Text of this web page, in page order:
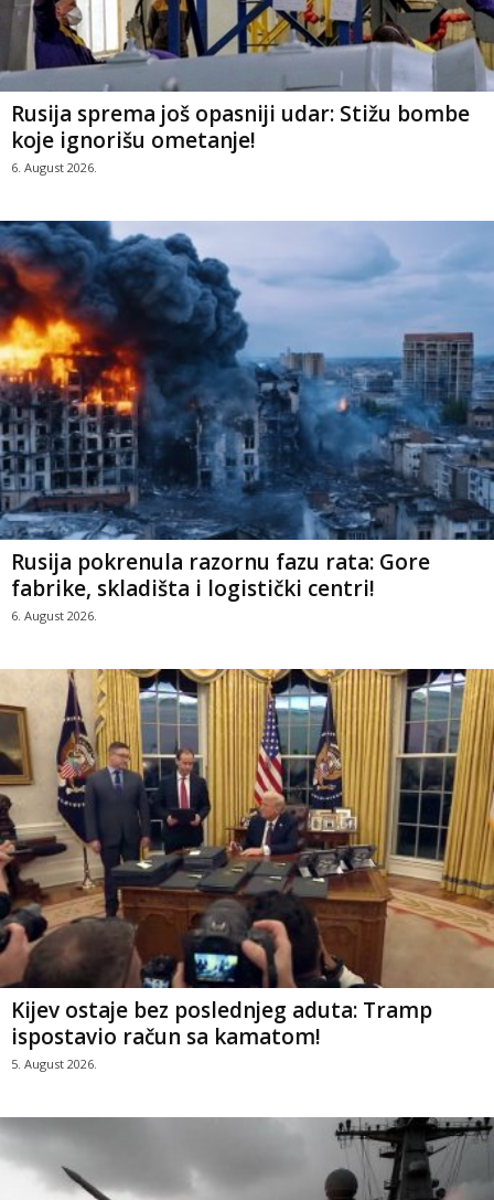
Rusija sprema još opasniji udar: Stižu bombe
koje ignorišu ometanje!
6. August 2026.
Rusija pokrenula razornu fazu rata: Gore
fabrike, skladišta i logistički centri!
6. August 2026.
Kijev ostaje bez poslednjeg aduta: Tramp
ispostavio račun sa kamatom!
5. August 2026.